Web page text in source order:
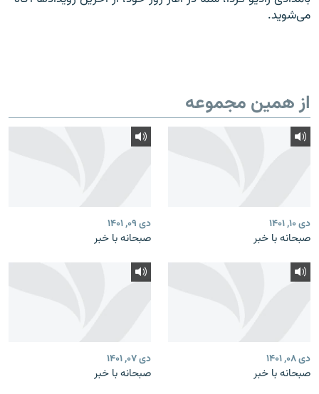
می‌شويد.
از همین مجموعه
دی ۱۰, ۱۴۰۱
صبحانه با خبر
دی ۰۹, ۱۴۰۱
صبحانه با خبر
دی ۰۸, ۱۴۰۱
صبحانه با خبر
دی ۰۷, ۱۴۰۱
صبحانه با خبر